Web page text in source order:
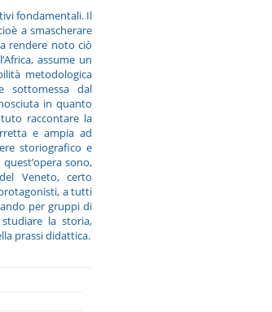
fondamentali. Il
a smascherare
rendere noto ciò
assume un
metodologica
sottomessa dal
in quanto
raccontare la
e ampia ad
storiografico e
sono,
Veneto, certo
a tutti
per gruppi di
la storia,
prassi didattica.